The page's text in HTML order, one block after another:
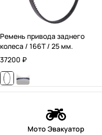
Ремень привода заднего
колеса / 166T / 25 мм.
37200 ₽
Мото Эвакуатор